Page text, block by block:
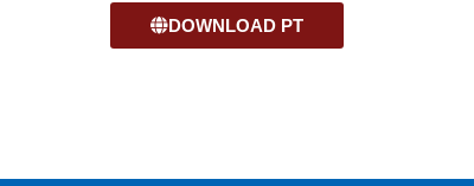
DOWNLOAD PT